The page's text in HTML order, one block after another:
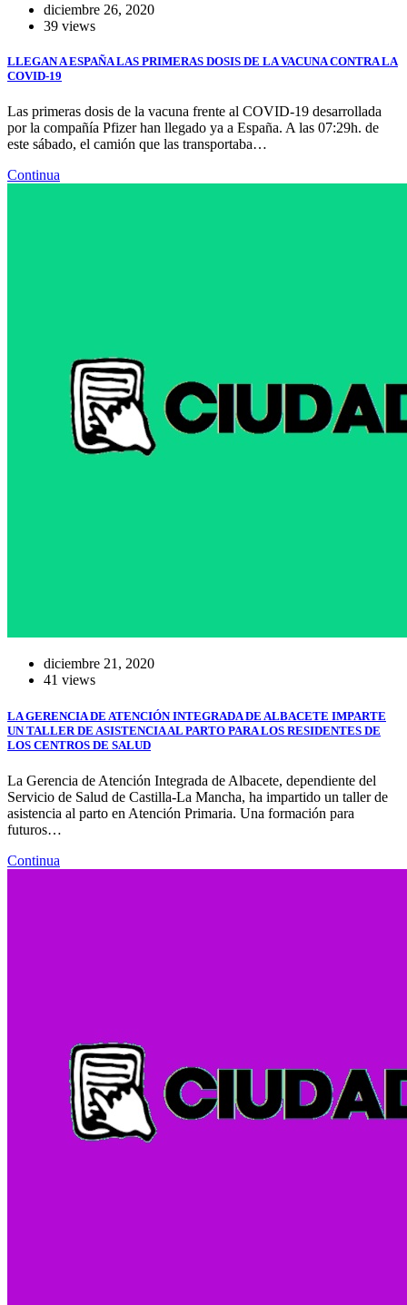
diciembre 26, 2020
39 views
LLEGAN A ESPAÑA LAS PRIMERAS DOSIS DE LA VACUNA CONTRA LA
COVID-19
Las primeras dosis de la vacuna frente al COVID-19 desarrollada
por la compañía Pfizer han llegado ya a España. A las 07:29h. de
este sábado, el camión que las transportaba…
Continua
diciembre 21, 2020
41 views
LA GERENCIA DE ATENCIÓN INTEGRADA DE ALBACETE IMPARTE
UN TALLER DE ASISTENCIA AL PARTO PARA LOS RESIDENTES DE
LOS CENTROS DE SALUD
La Gerencia de Atención Integrada de Albacete, dependiente del
Servicio de Salud de Castilla-La Mancha, ha impartido un taller de
asistencia al parto en Atención Primaria. Una formación para
futuros…
Continua